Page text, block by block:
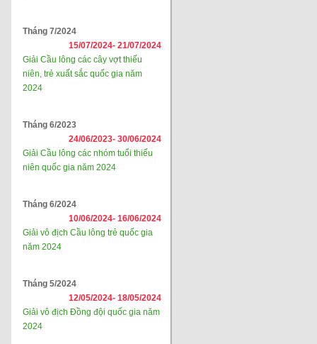
Tháng 7/2024
15/07/2024- 21/07/2024
Giải Cầu lông các cây vợt thiếu
niên, trẻ xuất sắc quốc gia năm
2024
Tháng 6/2023
24/06/2023- 30/06/2024
Giải Cầu lông các nhóm tuổi thiếu
niên quốc gia năm 2024
Tháng 6/2024
10/06/2024- 16/06/2024
Giải vô địch Cầu lông trẻ quốc gia
năm 2024
Tháng 5/2024
12/05/2024- 18/05/2024
Giải vô địch Đồng đội quốc gia năm
2024